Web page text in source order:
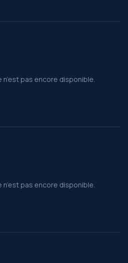
pas encore disponible.
pas encore disponible.